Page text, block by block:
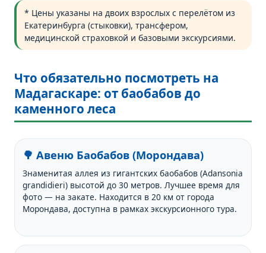
* Цены указаны на двоих взрослых с перелётом из
Екатеринбурга (стыковки), трансфером,
медицинской страховкой и базовыми экскурсиями.
Что обязательно посмотреть на
Мадагаскаре: от баобабов до
каменного леса
🌳 Авеню Баобабов (Морондава)
Знаменитая аллея из гигантских баобабов (Adansonia
grandidieri) высотой до 30 метров. Лучшее время для
фото — на закате. Находится в 20 км от города
Морондава, доступна в рамках экскурсионного тура.